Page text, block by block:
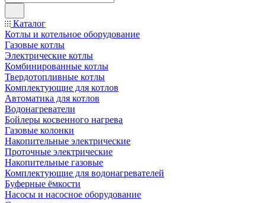
Каталог
Котлы и котельное оборудование
Газовые котлы
Электрические котлы
Комбинированные котлы
Твердотопливные котлы
Комплектующие для котлов
Автоматика для котлов
Водонагреватели
Бойлеры косвенного нагрева
Газовые колонки
Накопительные электрические
Проточные электрические
Накопительные газовые
Комплектующие для водонагревателей
Буферные ёмкости
Насосы и насосное оборудование